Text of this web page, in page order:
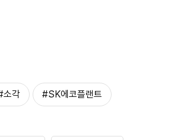
소각 #SK에코플랜트